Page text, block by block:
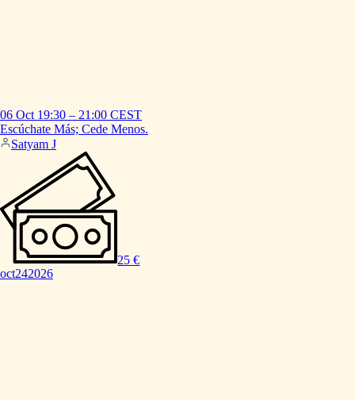
06 Oct 19:30 – 21:00 CEST
Escúchate Más; Cede Menos.
Satyam J
25 €
oct242026